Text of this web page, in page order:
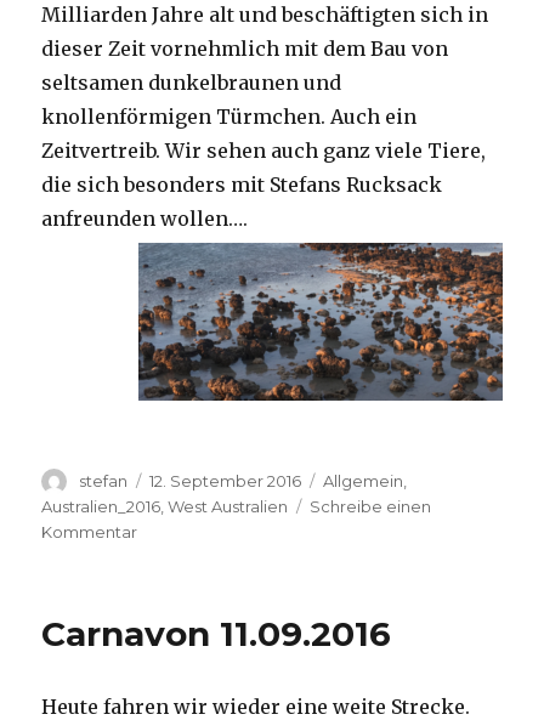
Milliarden Jahre alt und beschäftigten sich in
dieser Zeit vornehmlich mit dem Bau von
seltsamen dunkelbraunen und
knollenförmigen Türmchen. Auch ein
Zeitvertreib. Wir sehen auch ganz viele Tiere,
die sich besonders mit Stefans Rucksack
anfreunden wollen….
Autor
stefan
Veröffentlicht
am
12. September 2016 Kategorien
Allgemein
Australien_2016 ,West Australien
Schreibe einen
Kommentarzu
Carnavon 11.09.2016
Heute fahren wir wieder eine weite Strecke.